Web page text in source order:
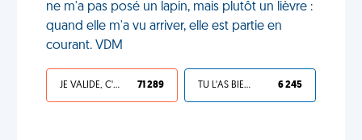
ne m'a pas posé un lapin, mais plutôt un lièvre :
quand elle m'a vu arriver, elle est partie en
courant. VDM
JE VALIDE, C'EST UNE VDM 71 289 TU L'AS BIEN MÉRITÉ 6 245